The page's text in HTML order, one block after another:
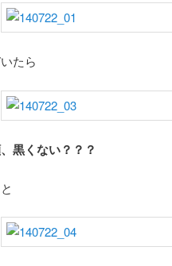
たら
黒くない？？？